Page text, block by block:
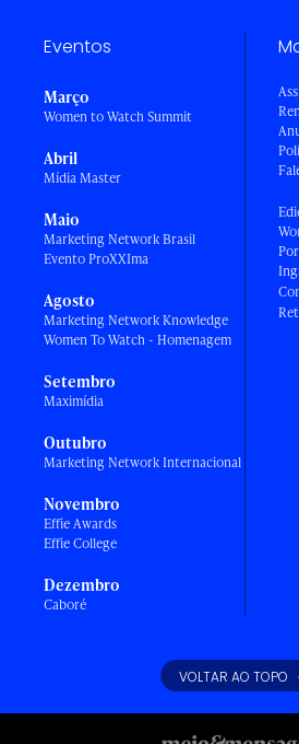
Eventos
Março
Women to Watch Summit
Abril
Mídia Master
Maio
Marketing Network Brasil
Evento ProXXIma
Agosto
Marketing Network Knowledge
Women To Watch - Homenagem
Setembro
Maximídia
Outubro
Marketing Network Internacional
Novembro
Effie Awards
Effie College
Dezembro
Caboré
VOLTAR AO TOPO